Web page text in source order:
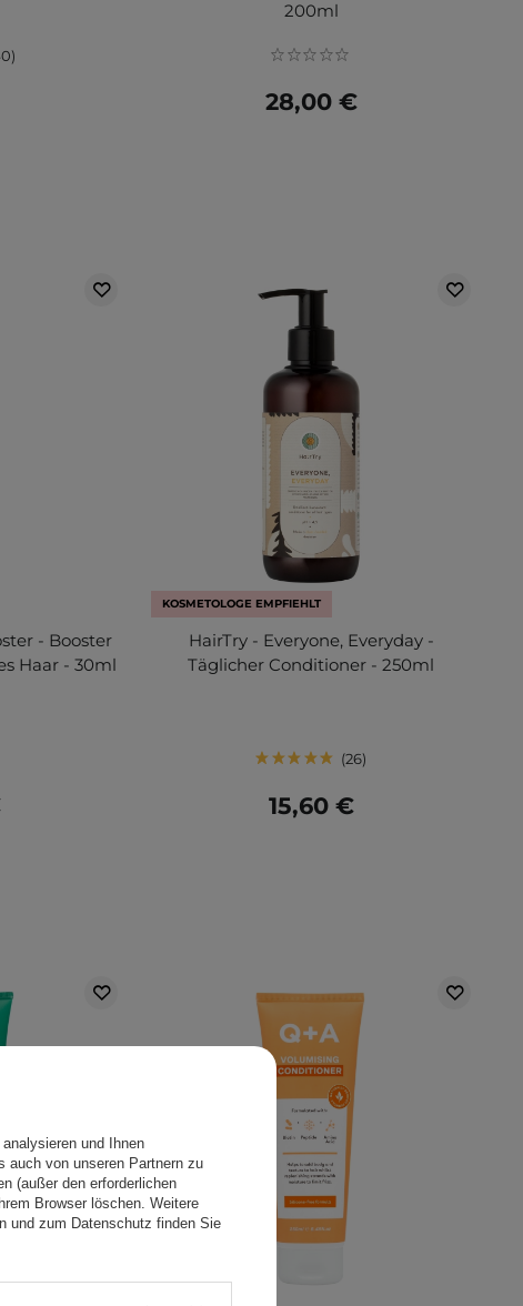
200ml
28,00 €
- Booster
Haar - 30ml
KOSMETOLOGE EMPFIEHLT
HairTry - Everyone, Everyday -
Täglicher Conditioner - 250ml
26
15,60 €
und Ihnen
auch von unseren Partnern zu
(außer den erforderlichen
Browser löschen. Weitere
und zum Datenschutz finden Sie